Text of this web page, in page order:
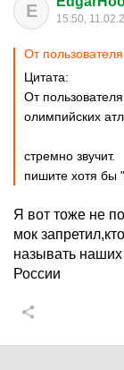
E 15:50,
От пользователя
Цитата:
От
олимпийских
стремно звучит.
пишите хотя бы
Я вот тоже не
мок
называть
России